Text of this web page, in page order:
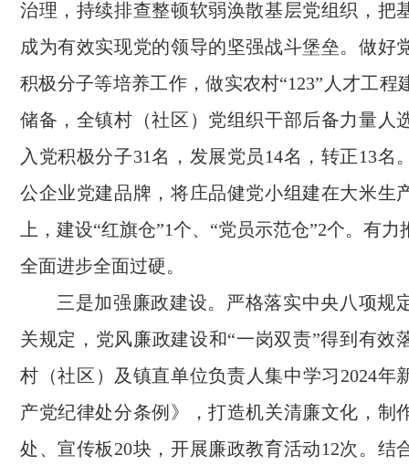
治理，持续排查整顿软弱涣散基层党组织，把
成为有效实现党的领导的坚强战斗堡垒。做好
积极分子等培养工作，做实农村“123”人才工程
储备，全镇村（社区）党组织干部后备力量人
入党积极分子31名，发展党员14名，转正13名
公企业党建品牌，将庄品健党小组建在大米生
上，建设“红旗仓”1个、“党员示范仓”2个。有
全面进步全面过硬。
三是加强廉政建设。严格落实中央八项规
关规定，党风廉政建设和“一岗双责”得到有效
村（社区）及镇直单位负责人集中学习2024年
产党纪律处分条例》，打造机关清廉文化，制
处、宣传板20块，开展廉政教育活动12次。结